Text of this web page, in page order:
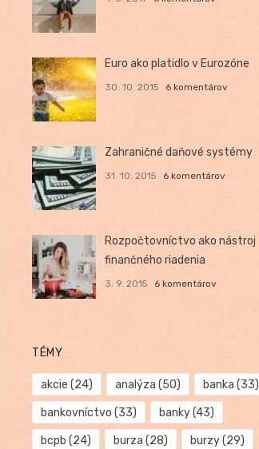
Euro ako platidlo v Eurozóne
30. 10. 2015 6 komentárov
Zahraničné daňové systémy
31. 10. 2015 6 komentárov
Rozpočtovníctvo ako nástroj
finančného riadenia
3. 9. 2015 6 komentárov
TÉMY
akcie (24) analýza (50) banka (33)
bankovníctvo (33) banky(43)
bcpb (24) burza (28) burzy(29)